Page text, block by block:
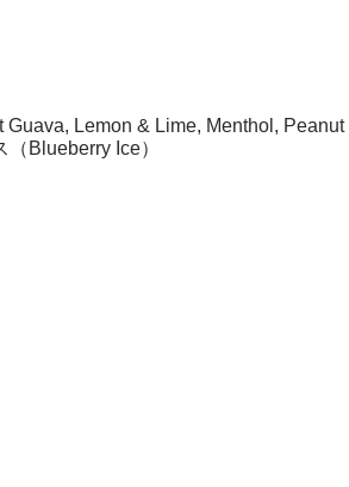
Lemon & Lime, Menthol,
Blueberry Ice）